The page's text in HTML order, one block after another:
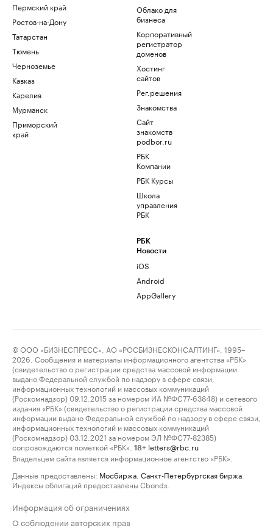
Пермский край
Ростов-на-Дону
Татарстан
Тюмень
Черноземье
Кавказ
Карелия
Мурманск
Приморский
край
Облако для
бизнеса
Корпоративный
регистратор
доменов
Хостинг
сайтов
Рег.решения
Знакомства
Сайт
знакомств
podbor.ru
РБК
Компании
РБК Курсы
Школа
управления
РБК
РБК
Новости
iOS
Android
AppGallery
© ООО «БИЗНЕСПРЕСС», АО «РОСБИЗНЕСКОНСАЛТИНГ», 1995–
2026. Сообщения и материалы информационного агентства «РБК»
(свидетельство о регистрации средства массовой информации
выдано Федеральной службой по надзору в сфере связи,
информационных технологий и массовых коммуникаций
(Роскомнадзор) 09.12.2015 за номером ИА №ФС77-63848) и сетевого
издания «РБК» (свидетельство о регистрации средства массовой
информации выдано Федеральной службой по надзору в сфере связи,
информационных технологий и массовых коммуникаций
(Роскомнадзор) 03.12.2021 за номером ЭЛ №ФС77-82385)
сопровождаются пометкой «РБК».
18+ letters@rbc.ru
Владельцем сайта является информационное агентство «РБК».
Данные предоставлены: Мосбиржа Санкт-Петербургская биржа
Индексы облигаций предоставлены Cbonds.
Информация об ограничениях
О соблюдении авторских прав